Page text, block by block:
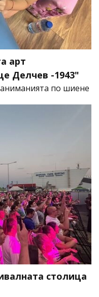
арт
Делчев -1943"
по шиене
столица